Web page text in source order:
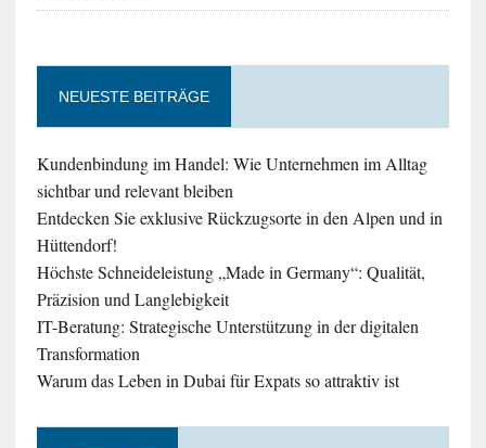
NEUESTE BEITRÄGE
Kundenbindung im Handel: Wie Unternehmen im Alltag
sichtbar und relevant bleiben
Entdecken Sie exklusive Rückzugsorte in den Alpen und in
Hüttendorf!
Höchste Schneideleistung „Made in Germany“: Qualität,
Präzision und Langlebigkeit
IT-Beratung: Strategische Unterstützung in der digitalen
Transformation
Warum das Leben in Dubai für Expats so attraktiv ist